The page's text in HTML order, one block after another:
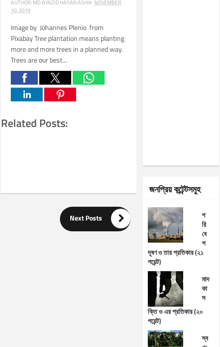
AUTHOR:MD BYAZID HASAN ASHIK NOVEMBER
10, 2019
Image by Johannes Plenio from
Pixabay Tree plantation means planting
more and more trees in a planned way.
Trees are our best...
Related Posts:
Next Posts 
জনপ্রিয় কন্টেন্টসমুহ
প
রি
বে
শ
দূষণ ও তার প্রতিকার (২১
পয়েন্ট)
মাদ
কা
স
ক্তি ও এর প্রতিকার (২০
পয়েন্ট)
স্ব